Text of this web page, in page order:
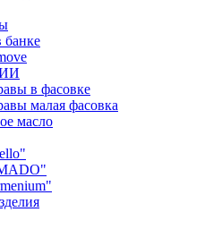
в фасовке
малая фасовка
масло